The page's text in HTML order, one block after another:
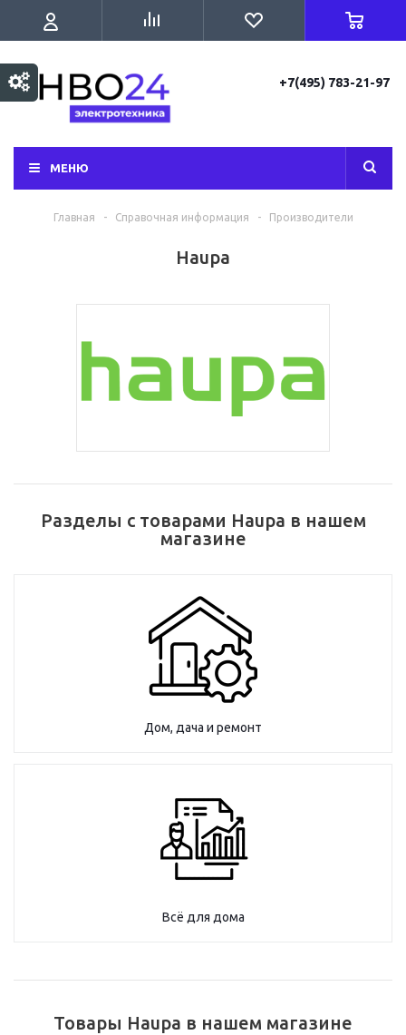
+7(495) 783-21-97
МЕНЮ
Главная - Справочная информация - Производители
Haupa
Разделы с товарами Haupa в нашем
магазине
Дом, дача и ремонт
Всё для дома
Товары Haupa в нашем магазине